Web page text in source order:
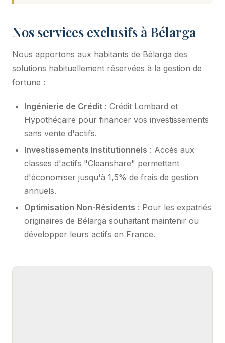
Nos services exclusifs à Bélarga
Nous apportons aux habitants de Bélarga des
solutions habituellement réservées à la gestion de
fortune :
Ingénierie de Crédit : Crédit Lombard et
Hypothécaire pour financer vos investissements
sans vente d'actifs.
Investissements Institutionnels : Accès aux
classes d'actifs "Cleanshare" permettant
d'économiser jusqu'à 1,5% de frais de gestion
annuels.
Optimisation Non-Résidents : Pour les expatriés
originaires de Bélarga souhaitant maintenir ou
développer leurs actifs en France.